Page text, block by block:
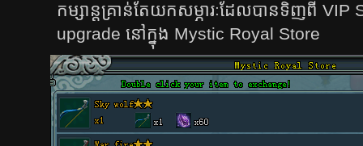
កម្សាន្ត​គ្រាន់​តែ​យក​សម្ភារៈ​ដែល​បាន​ទិញ​ពី​ VIP
upgrade នៅក្នុង​ Mystic Royal Store